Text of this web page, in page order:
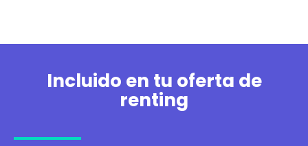
Incluido en tu oferta de
renting